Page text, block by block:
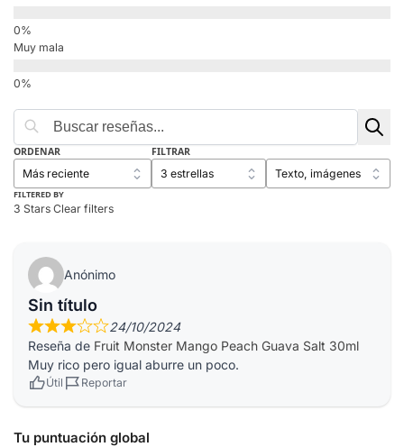
Muy mala
ORDENAR FILTRAR
FILTERED BY
3 Stars Clear filters
Anónimo
Sin título
24/10/2024
Reseña de Fruit Monster Mango Peach Guava Salt 30ml
Muy rico pero igual aburre un poco.
Útil Reportar
Tu puntuación global